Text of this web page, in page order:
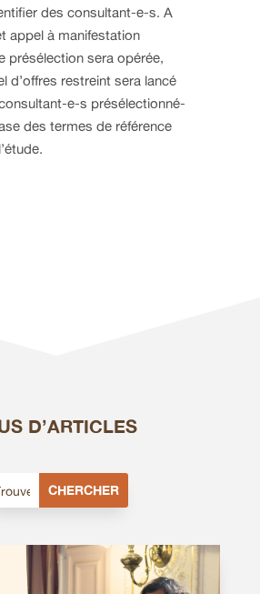
des consultant-e-s. A
appel à manifestation
présélection sera opérée,
d’offres restreint sera lancé
e-s présélectionné-
des termes de référence
D’ARTICLES